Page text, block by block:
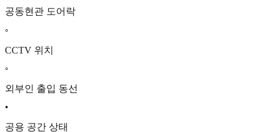
공동현관 도어락
◦
CCTV 위치
◦
외부인 출입 동선
•
공용 공간 상태